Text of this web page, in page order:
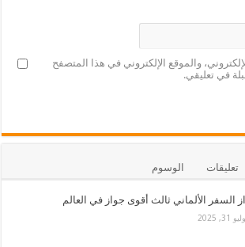
والموقع الإلكتروني في هذا المتصفح
في تعليقي.
تعليقات الوسوم
السفر الألماني ثالث أقوى جواز في العالم
31, 2025